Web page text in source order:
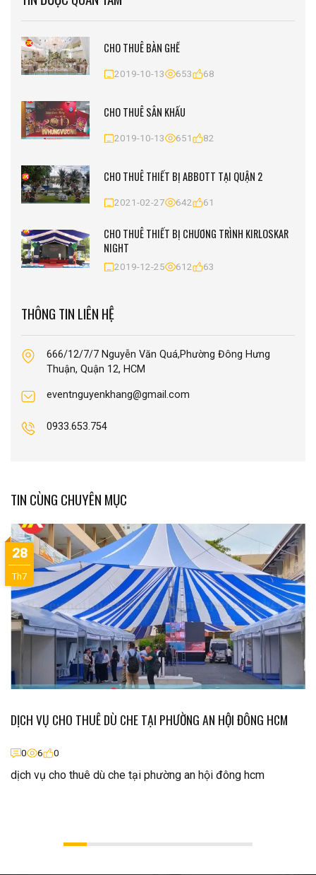
CHO THUÊ BÀN GHẾ
2019-10-13 653 68
CHO THUÊ SÂN KHẤU
2019-10-13 651 82
CHO THUÊ THIẾT BỊ ABBOTT TẠI QUẬN 2
2021-02-27 642 61
CHO THUÊ THIẾT BỊ CHƯƠNG TRÌNH KIRLOSKAR
NIGHT
2019-12-25 612 63
THÔNG TIN LIÊN HỆ
666/12/7/7 Nguyễn Văn Quá,Phường Đông Hưng
Thuận, Quận 12, HCM
eventnguyenkhang@gmail.com
0933.653.754
TIN CÙNG CHUYÊN MỤC
DỊCH VỤ CHO THUÊ DÙ CHE TẠI PHƯỜNG AN HỘI ĐÔNG HCM
0 6 0
dịch vụ cho thuê dù che tại phường an hội đông hcm
28
Th7